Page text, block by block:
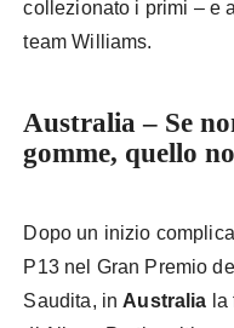
collezionato i primi – e
team Williams.
Australia – Se
gomme, quello
Dopo un inizio
P13 nel Gran Premio
Saudita, in Australia